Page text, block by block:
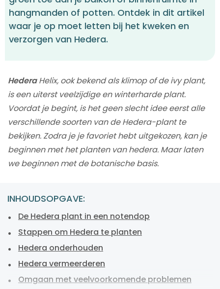
hangmanden of potten. Ontdek in dit artikel
waar je op moet letten bij het kweken en
verzorgen van Hedera.
HederaHelix, ook bekend als klimop of de ivy plant,
is een uiterst veelzijdige en winterharde plant.
Voordat je begint, is het geen slecht idee eerst alle
verschillende soorten van de Hedera-plant te
bekijken. Zodra je je favoriet hebt uitgekozen, kan je
beginnen met het planten van hedera. Maar laten
we beginnen met de botanische basis.
INHOUDSOPGAVE:
De Hedera plant in een notendop
Stappen om Hedera te planten
Hedera onderhouden
Hedera vermeerderen
Omgaan met veelvoorkomende problemen